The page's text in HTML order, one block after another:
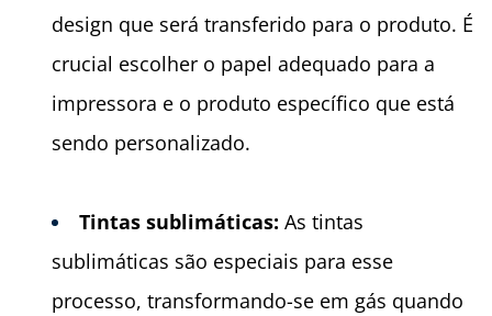
design que será transferido para o produto. É
crucial escolher o papel adequado para a
impressora e o produto específico que está
sendo personalizado.
Tintas sublimáticas: As tintas
sublimáticas são especiais para esse
processo, transformando-se em gás quando